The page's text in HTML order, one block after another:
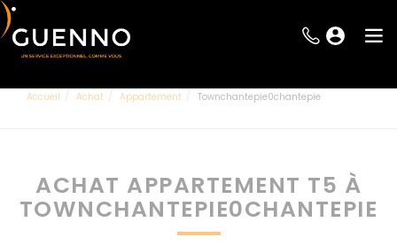
Accueil Achat Appartement Townchantepie0chantepie
ACHAT APPARTEMENT T5 À
TOWNCHANTEPIE0CHANTEPIE